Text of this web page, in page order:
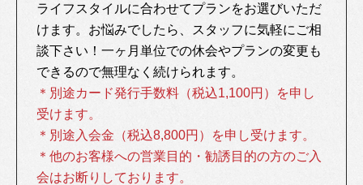
ライフスタイルに合わせてプランをお選びいただ
けます。お悩みでしたら、スタッフに気軽にご相
談下さい！一ヶ月単位での休会やプランの変更も
できるので無理なく続けられます。
＊別途カード発行手数料（税込1,100円）を申し
受けます。
＊別途入会金（税込8,800円）を申し受けます。
＊他のお客様への営業目的・勧誘目的の方のご入
会はお断りしております。